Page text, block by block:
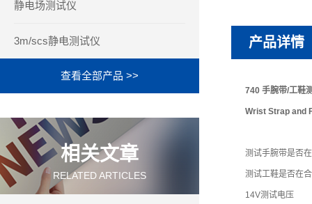
静电场测试仪
3m/scs静电测试仪
查看全部产品 >>
相关文章
RELATED ARTICLES
产品详情
740 手腕带/工鞋
Wrist Strap and
测试手腕带是否
测试工鞋是否在
14V测试电压